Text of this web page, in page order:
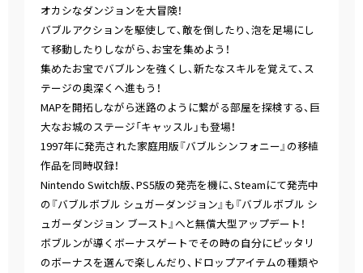
オカシなダンジョンを大冒険！
バブルアクションを駆使して、敵を倒したり、泡を足場にし
て移動したりしながら、お宝を集めよう！
集めたお宝でバブルンを強くし、新たなスキルを覚えて、ス
テージの奥深くへ進もう！
MAPを開拓しながら迷路のように繋がる部屋を探検する、巨
大なお城のステージ「キャッスル」も登場！
1997年に発売された家庭用版『バブルシンフォニー』の移植
作品を同時収録！
Nintendo Switch版、PS5版の発売を機に、Steamにて発売中
の『バブルボブル シュガーダンジョン』も『バブルボブル シ
ュガーダンジョン ブースト』へと無償大型アップデート！
ボブルンが導くボーナスゲートでその時の自分にピッタリ
のボーナスを選んで楽しんだり、ドロップアイテムの種類や